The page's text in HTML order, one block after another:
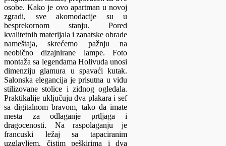
osobe. Kako je ovo apartman u novoj
zgradi, sve akomodacije su u
besprekornom stanju. Pored
kvalitetnih materijala i zanatske obrade
nameštaja, skrećemo pažnju na
neobično dizajnirane lampe. Foto
montaža sa legendama Holivuda unosi
dimenziju glamura u spavaći kutak.
Salonska elegancija je prisutna u vidu
stilizovane stolice i zidnog ogledala.
Praktikalije uključuju dva plakara i sef
sa digitalnom bravom, tako da imate
mesta za odlaganje prtljaga i
dragocenosti. Na raspolaganju je
francuski ležaj sa tapaciranim
uzglavljem, čistim peškirima i dva